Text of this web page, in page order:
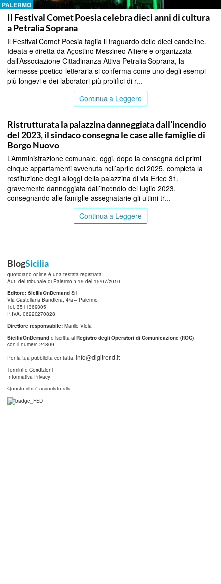
PALERMO
Il Festival Comet Poesia celebra dieci anni di cultura
a Petralia Soprana
Il Festival Comet Poesia taglia il traguardo delle dieci candeline.
Ideata e diretta da Agostino Messineo Alfiere e organizzata
dall’Associazione Cittadinanza Attiva Petralia Soprana, la
kermesse poetico-letteraria si conferma come uno degli esempi
più longevi e dei laboratori più prolifici di r...
Continua a Leggere
Ristrutturata la palazzina danneggiata dall’incendio
del 2023, il sindaco consegna le case alle famiglie di
Borgo Nuovo
L’Amministrazione comunale, oggi, dopo la consegna dei primi
cinque appartamenti avvenuta nell’aprile del 2025, completa la
restituzione degli alloggi della palazzina di via Erice 31,
gravemente danneggiata dall’incendio del luglio 2023,
consegnando alle famiglie assegnatarie gli ultimi tr...
Continua a Leggere
BlogSicilia
quotidiano online è una testata registrata.
Aut. del tribunale di Palermo n.19 del 15/07/2010
Editore: SiciliaOnDemand Srl
Via Castellana Bandiera, 4/a – Palermo
Tel: 3511369305
P.IVA: 06220270828
Direttore responsabile: Manlio Viola
SiciliaOnDemand è iscritta al Registro degli Operatori di Comunicazione (ROC)
con il numero 24809
Per la tua pubblicità contatta: info@digitrend.it
Termini e Condizioni
Informativa Privacy
Questo sito è associato alla